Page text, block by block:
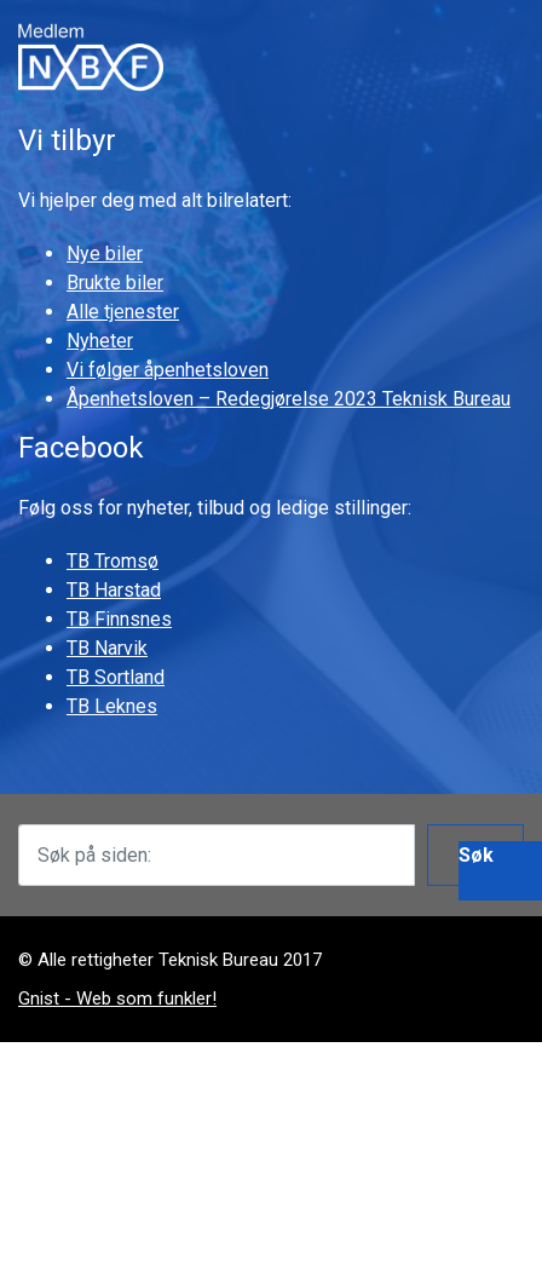
Vi tilbyr
Vi hjelper deg med alt bilrelatert:
Nye biler
Brukte biler
Alle tjenester
Nyheter
Vi følger åpenhetsloven
Åpenhetsloven – Redegjørelse 2023 Teknisk Bureau
Facebook
Følg oss for nyheter, tilbud og ledige stillinger:
TB Tromsø
TB Harstad
TB Finnsnes
TB Narvik
TB Sortland
TB Leknes
Søk
© Alle rettigheter Teknisk Bureau 2017
Gnist - Web som funkler!